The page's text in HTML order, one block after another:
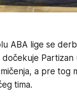
ABA lige se
dočekuje Partizan
a pre tog
tima.